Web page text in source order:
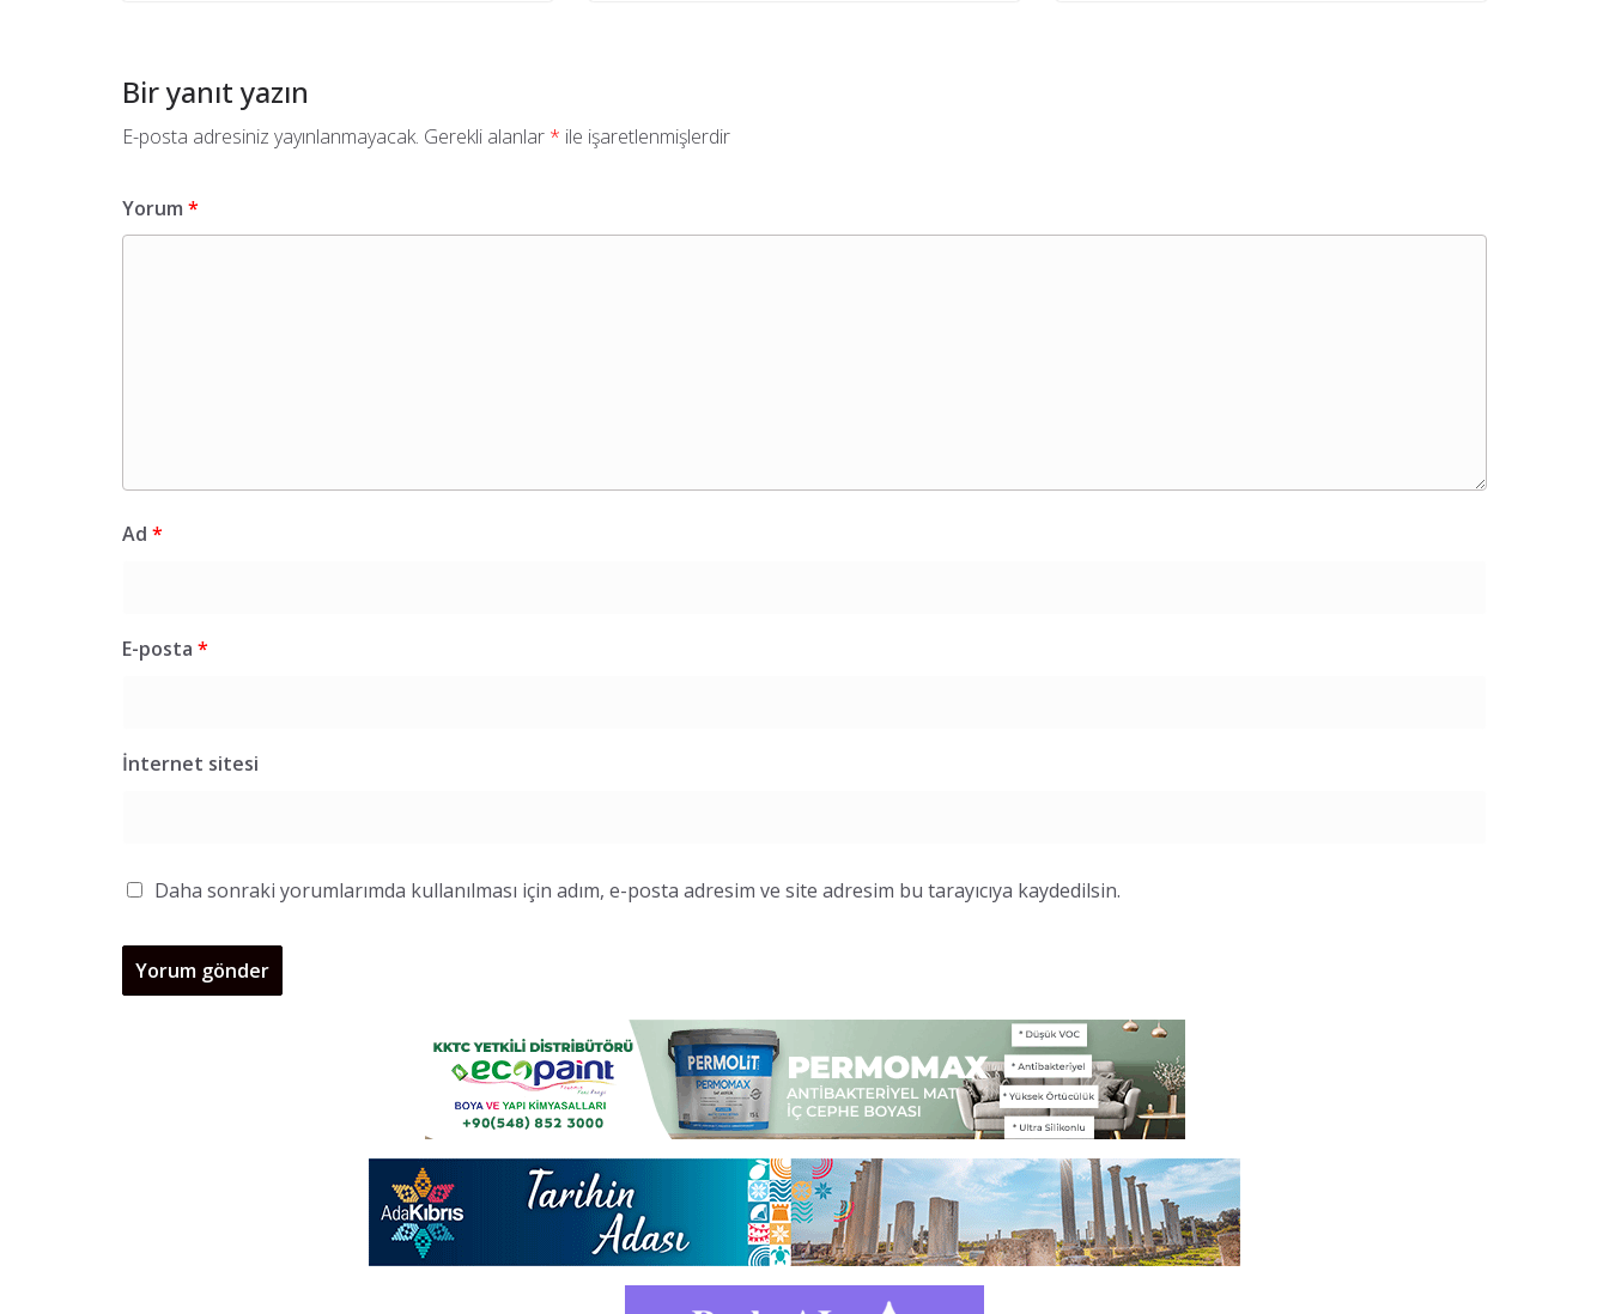
Bir yanıt yazın
E-posta adresiniz yayınlanmayacak. Gerekli alanlar * ile işaretlenmişlerdir
Yorum *
Ad *
E-posta *
İnternet sitesi
Daha sonraki yorumlarımda kullanılması için adım, e-posta adresim ve site adresim bu tarayıcıya kaydedilsin.